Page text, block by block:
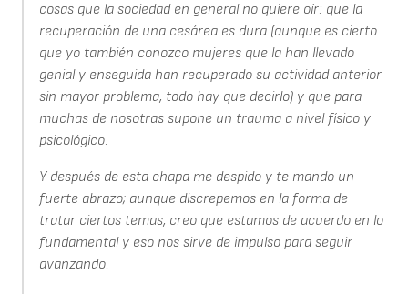
cosas que la sociedad en general no quiere oír: que la
recuperación de una cesárea es dura (aunque es cierto
que yo también conozco mujeres que la han llevado
genial y enseguida han recuperado su actividad anterior
sin mayor problema, todo hay que decirlo) y que para
muchas de nosotras supone un trauma a nivel físico y
psicológico.
Y después de esta chapa me despido y te mando un
fuerte abrazo; aunque discrepemos en la forma de
tratar ciertos temas, creo que estamos de acuerdo en lo
fundamental y eso nos sirve de impulso para seguir
avanzando.